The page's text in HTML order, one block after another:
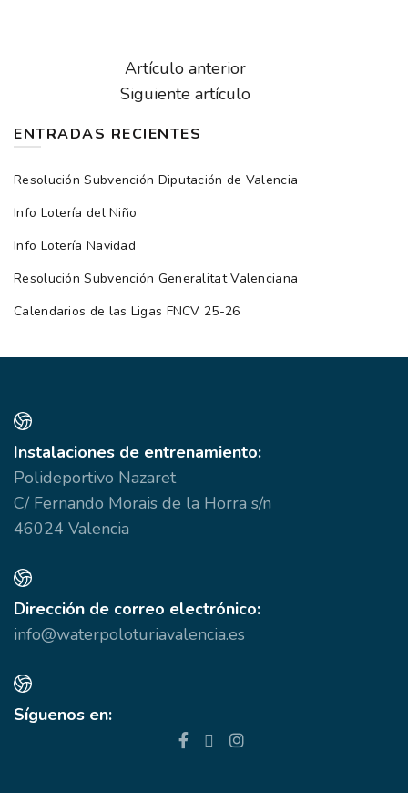
Artículo anterior
Siguiente artículo
ENTRADAS RECIENTES
Resolución Subvención Diputación de Valencia
Info Lotería del Niño
Info Lotería Navidad
Resolución Subvención Generalitat Valenciana
Calendarios de las Ligas FNCV 25-26
Instalaciones de entrenamiento:
Polideportivo Nazaret
C/ Fernando Morais de la Horra s/n
46024 Valencia
Dirección de correo electrónico:
info@waterpoloturiavalencia.es
Síguenos en: